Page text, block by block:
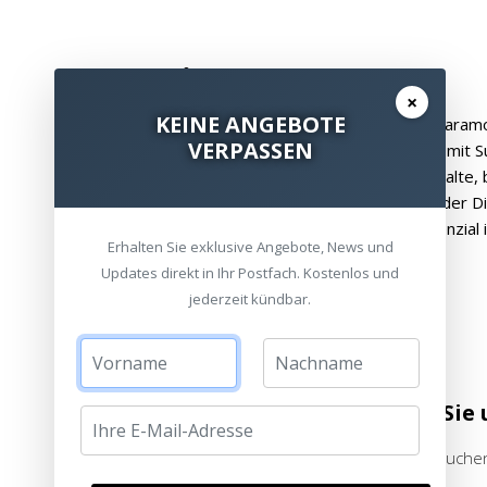
Fazit
Abschließend können wir sagen, dass wir
Heimkino haben möchten und große Bilder mit
Streamingdienst nicht geeignet. Für alle
jedoch genutzt werden. Insgesamt bietet der
allerdings gibt es noch
Besuchen
Bitte
×
KEINE ANGEBOTE
VERPASSEN
Erhalten Sie exklusive Angebote, News und
Updates direkt in Ihr Postfach. Kostenlos und
jederzeit kündbar.